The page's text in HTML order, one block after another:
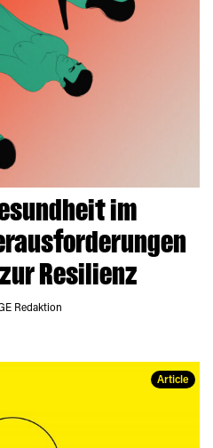
im
Resilienz
Redaktion
Article